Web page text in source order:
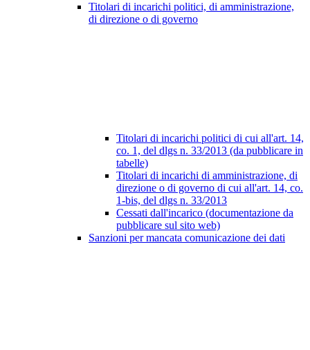
Titolari di incarichi politici, di amministrazione,
di direzione o di governo
Titolari di incarichi politici di cui all'art. 14,
co. 1, del dlgs n. 33/2013 (da pubblicare in
tabelle)
Titolari di incarichi di amministrazione, di
direzione o di governo di cui all'art. 14, co.
1-bis, del dlgs n. 33/2013
Cessati dall'incarico (documentazione da
pubblicare sul sito web)
Sanzioni per mancata comunicazione dei dati